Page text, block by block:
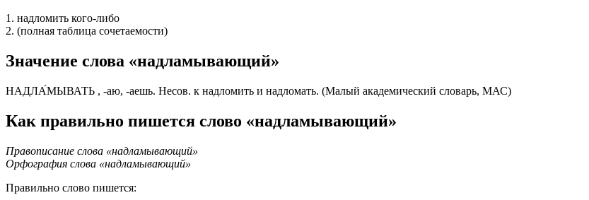
1. надломить кого-либо
2. (полная таблица сочетаемости)
Значение слова «надламывающий»
НАДЛА́МЫВАТЬ , -аю, -аешь. Несов. к надломить и надломать. (Малый академический словарь, МАС)
Как правильно пишется слово «надламывающий»
Правописание слова «надламывающий»
Орфография слова «надламывающий»
Правильно слово пишется: